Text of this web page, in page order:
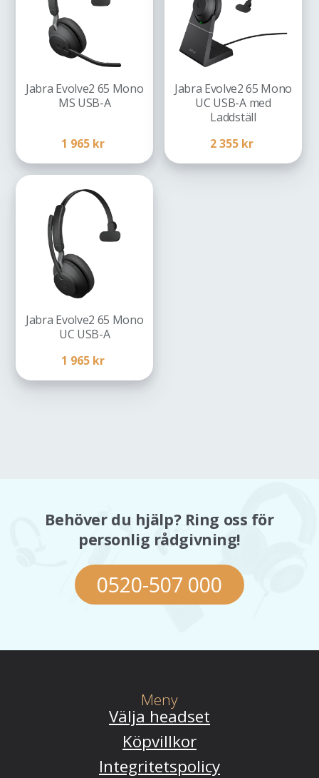
Jabra Evolve2 65 Mono
MS USB-A
1 965 kr
Jabra Evolve2 65 Mono
UC USB-A med
Laddställ
2 355 kr
Jabra Evolve2 65 Mono
UC USB-A
1 965 kr
Behöver du hjälp? Ring oss för
personlig rådgivning!
0520-507 000
Meny
Välja headset
Köpvillkor
Integritetspolicy